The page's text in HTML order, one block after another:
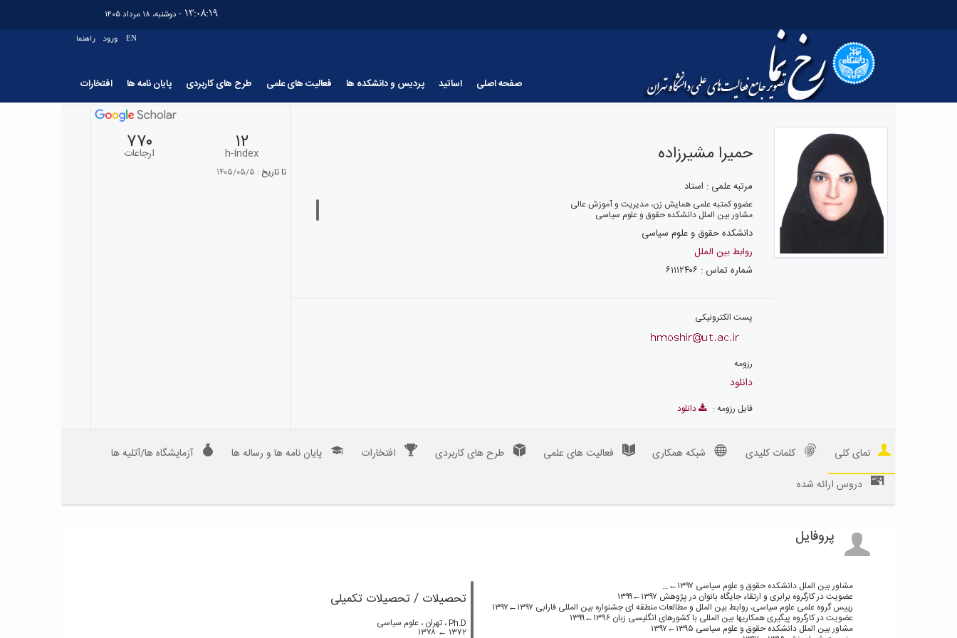
13:08:20 - دوشنبه، ۱۸ مرداد ۱۴۰۵
EN ورود راهنما
صفحه اصلی اساتید پردیس و دانشکده ها فعالیت های علمی طرح های کاربردی پایان نامه ها افتخارات
حمیرا مشیرزاده
مرتبه علمی : استاد
عضوو کمتبه علمی همایش زن، مدیریت و آموزش عالی
مشاور بین الملل دانشکده حقوق و علوم سیاسی
دانشکده حقوق و علوم سیاسی
روابط بین الملل
شماره تماس : ۶۱۱۱۲۴۰۶
پست الکترونیکی
رزومه
دانلود
فایل رزومه : دانلود
۷۷۰
ارجاعات ۱۲
h-Index
تا تاریخ : ۱۴۰۵/۰۵/۵
نمای کلی کلمات کلیدی شبکه همکاری فعالیت های علمی طرح های کاربردی افتخارات پایان نامه ها و رساله ها
آزمایشگاه ها/آتلیه ها
دروس ارائه شده
پروفایل
مشاور بین الملل دانشکده حقوق و علوم سیاسی ۱۳۹۷←…
عضویت در کارگروه برابری و ارتقاء جایگاه بانوان در پژوهش ۱۳۹۷←۱۳۹۹
رییس گروه علمی علوم سیاسی، روابط بین الملل و مطالعات منطقه ای جشنواره بین المللی فارابی ۱۳۹۷←۱۳۹۷
عضویت در کارگروه پیگیری همکاریها بین المللی با کشورهای انگلیسی زبان ۱۳۹۶←۱۳۹۹
مشاور بین الملل دانشکده حقوق و علوم سیاسی ۱۳۹۵←۱۳۹۷
تحصیلات / تحصیلات تکمیلی
Ph.D ، تهران ، علوم سیاسی
۱۳۷۲ ←
۱۳۷۸